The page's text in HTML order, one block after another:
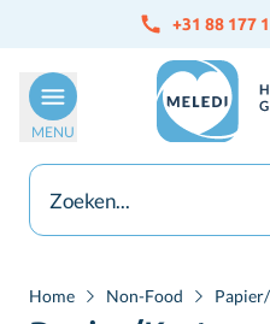
Ga naar de inhoud +31 88 177
MENU
Home Non-Food